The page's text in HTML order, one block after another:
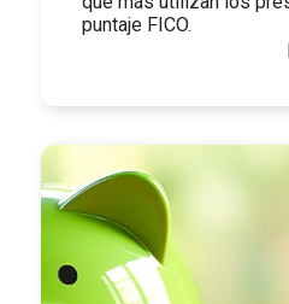
puntaje FICO.